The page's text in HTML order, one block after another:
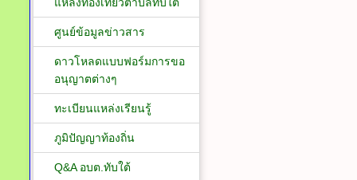
ศูนย์ข้อมูลข่าวสาร
ดาวโหลดแบบฟอร์มการขอ
อนุญาตต่างๆ
ทะเบียนแหล่งเรียนรู้
ภูมิปัญญาท้องถิ่น
Q&A อบต.ทับใต้